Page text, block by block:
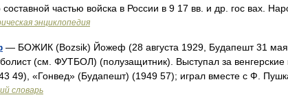
частью войска в России в 9 17 вв. и др. гос вах.
энциклопедия
— БОЖИК (Bozsik) Йожеф (28 августа 1929, Будапешт 31 мая
(см. ФУТБОЛ) (полузащитник). Выступал за
49), «Гонвед» (Будапешт) (1949 57); играл вместе с Ф.
словарь